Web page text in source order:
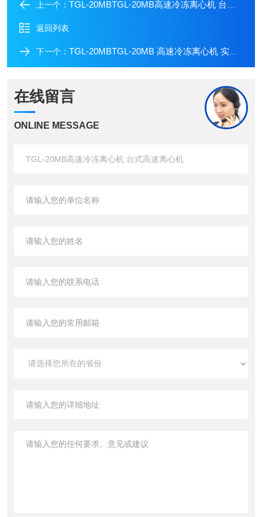
上一个： TGL-20MBTGL-20MB高速冷冻离心机 台式离心机
返回列表
下一个： TGL-20MBTGL-20MB 高速冷冻离心机 实验室离心机
在线留言
ONLINE MESSAGE